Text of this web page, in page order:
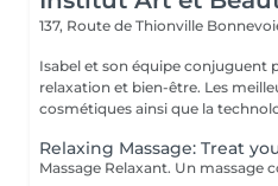
137, Route de Thionville
Isabel et son équipe conjuguent
relaxation et bien-être. Les meilleures marques esthétiques et
cosmétiques ainsi que la
Relaxing Massage: Treat